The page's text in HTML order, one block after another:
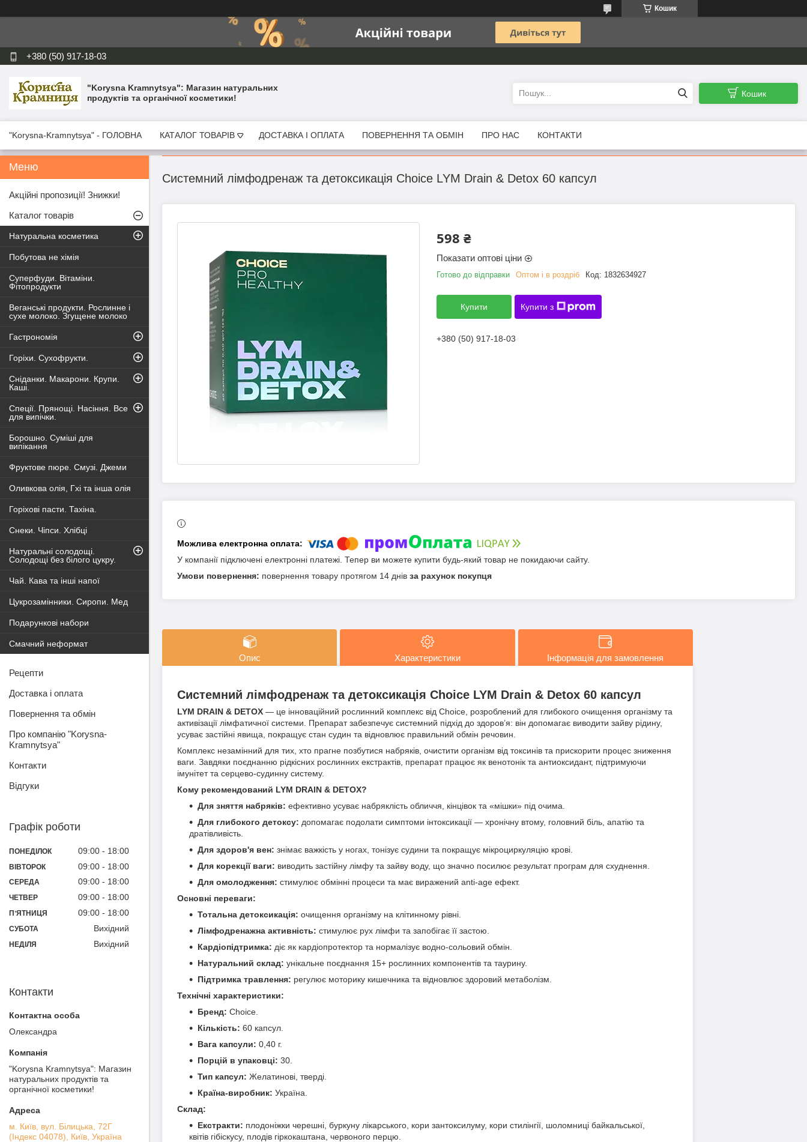
Кошик
+380 (50) 917-18-03
"Korysna Kramnytsya": Магазин натуральних
продуктів та органічної косметики!
Кошик
"Korysna-Kramnytsya" - ГОЛОВНА КАТАЛОГ ТОВАРІВ ДОСТАВКА І ОПЛАТА ПОВЕРНЕННЯ ТА ОБМІН ПРО НАС КОНТАКТИ
Системний лімфодренаж та детоксикація Choice LYM Drain & Detox 60 капсул
598 ₴
Показати оптові ціни
Готово до відправки Оптом і в роздріб Код: 1832634927
Купити Купити з
+380 (50) 917-18-03
У компанії підключені електронні платежі. Тепер ви можете купити будь-який товар не покидаючи сайту.
повернення товару протягом 14 днів за рахунок покупця
Опис Характеристики Інформація для замовлення
Системний лімфодренаж та детоксикація Choice LYM Drain & Detox 60 капсул
LYM DRAIN & DETOX — це інноваційний рослинний комплекс від Choice, розроблений для глибокого очищення організму та
активізації лімфатичної системи. Препарат забезпечує системний підхід до здоров’я: він допомагає виводити зайву рідину,
усуває застійні явища, покращує стан судин та відновлює правильний обмін речовин.
Комплекс незамінний для тих, хто прагне позбутися набряків, очистити організм від токсинів та прискорити процес зниження
ваги. Завдяки поєднанню рідкісних рослинних екстрактів, препарат працює як венотонік та антиоксидант, підтримуючи
імунітет та серцево-судинну систему.
Кому рекомендований LYM DRAIN & DETOX?
Для зняття набряків: ефективно усуває набряклість обличчя, кінцівок та «мішки» під очима.
Для глибокого детоксу: допомагає подолати симптоми інтоксикації — хронічну втому, головний біль, апатію та
дратівливість.
Для здоров'я вен: знімає важкість у ногах, тонізує судини та покращує мікроциркуляцію крові.
Для корекції ваги: виводить застійну лімфу та зайву воду, що значно посилює результат програм для схуднення.
Для омолодження: стимулює обмінні процеси та має виражений anti-age ефект.
Основні переваги:
Тотальна детоксикація: очищення організму на клітинному рівні.
Лімфодренажна активність: стимулює рух лімфи та запобігає її застою.
Кардіопідтримка: діє як кардіопротектор та нормалізує водно-сольовий обмін.
Натуральний склад: унікальне поєднання 15+ рослинних компонентів та таурину.
Підтримка травлення: регулює моторику кишечника та відновлює здоровий метаболізм.
Технічні характеристики:
Бренд: Choice.
Кількість: 60 капсул.
Вага капсули: 0,40 г.
Порцій в упаковці: 30.
Тип капсул: Желатинові, тверді.
Країна-виробник: Україна.
Склад:
Екстракти: плодоніжки черешні, буркуну лікарського, кори зантоксилуму, кори стилінгії, шоломниці байкальської,
квітів гібіскусу, плодів гіркокаштана, червоного перцю.
Акційні пропозиції! Знижки!
Каталог товарів
Натуральна косметика
Побутова не хімія
Суперфуди. Вітаміни.
Фітопродукти
Веганські продукти. Рослинне і
сухе молоко. Згущене молоко
Гастрономія
Горіхи. Сухофрукти.
Сніданки. Макарони. Крупи.
Каші.
Спеції. Прянощі. Насіння. Все
для випічки.
Борошно. Суміші для
випікання
Фруктове пюре. Смузі. Джеми
Оливкова олія, Гхі та інша олія
Горіхові пасти. Тахіна.
Снеки. Чіпси. Хлібці
Натуральні солодощі.
Солодощі без білого цукру.
Чай. Кава та інші напої
Цукрозамінники. Сиропи. Мед
Подарункові набори
Смачний неформат
Рецепти
Доставка і оплата
Повернення та обмін
Про компанію "Korysna-
Kramnytsya"
Контакти
Відгуки
Графік роботи
ПОНЕДІЛОК 09:00 18:00
ВІВТОРОК 09:00 18:00
СЕРЕДА 09:00 18:00
ЧЕТВЕР 09:00 18:00
ПʼЯТНИЦЯ 09:00 18:00
СУБОТА Вихідний
НЕДІЛЯ Вихідний
Контакти
Олександра
"Korysna Kramnytsya": Магазин
натуральних продуктів та
органічної косметики!
м. Київ, вул. Білицька, 72Г
(Індекс 04078), Київ, Україна